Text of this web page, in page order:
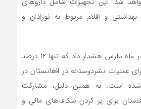
و اقلام مربوط به نوزادان و
سازمان ملل متحد در ماه مارس هشدار داد که تنها ۱۲ درصد
عملیات بشردوستانه در افغانستان در
تأمین شده است. به همین دلیل، مشارکت
برای پر کردن شکاف‌های مالی و